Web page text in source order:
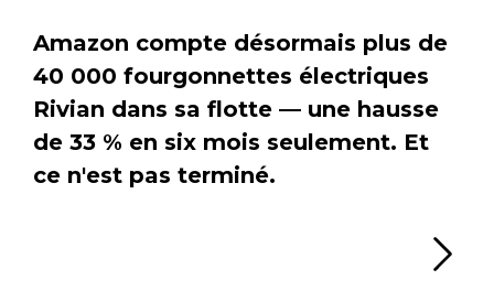
Amazon compte désormais plus de
40 000 fourgonnettes électriques
Rivian dans sa flotte — une hausse
de 33 % en six mois seulement. Et
ce n'est pas terminé.